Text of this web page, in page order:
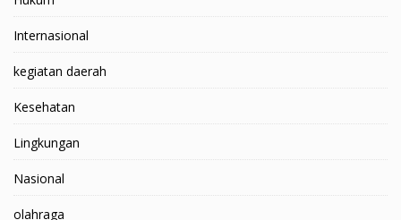
Internasional
kegiatan daerah
Kesehatan
Lingkungan
Nasional
olahraga